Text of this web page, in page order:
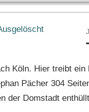
Köln. Hier treibt
Pächer 304
der Domstadt